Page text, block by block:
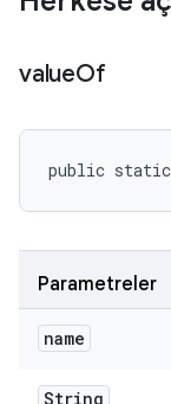
valueOf
public static
Parametreler
name
String